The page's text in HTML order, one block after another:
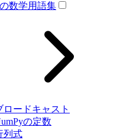
数学用語集
ロードキャスト
の定数
列式